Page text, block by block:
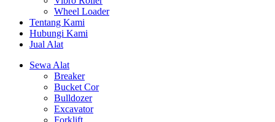
Wheel Loader
Tentang Kami
Hubungi Kami
Jual Alat
Sewa Alat
Breaker
Bucket Cor
Bulldozer
Excavator
Forklift